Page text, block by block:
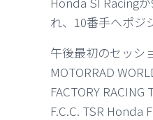
れ、10番手へポジ
午後最初のセッシ
MOTORRAD
FACTORY
F.C.C. TSR